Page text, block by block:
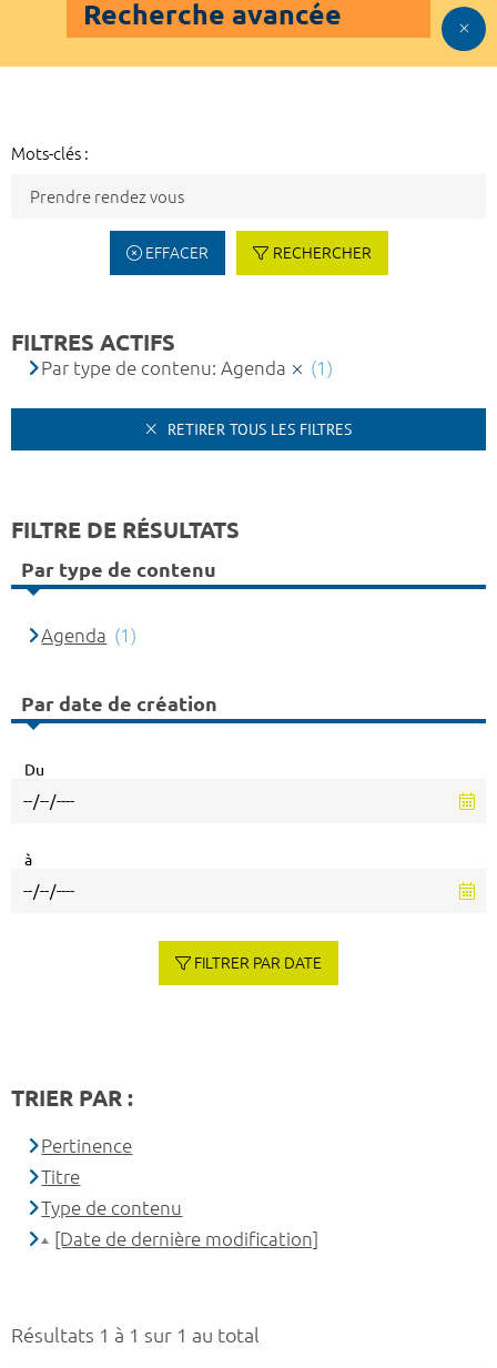
Recherche avancée
Mots-clés :
EFFACER RECHERCHER
Résultats 1 à 1 sur 1 au total
FILTRES ACTIFS
Par type de contenu: Agenda (1)
RETIRER TOUS LES FILTRES
FILTRE DE RÉSULTATS
Par type de contenu
Agenda (1)
Par date de création
Du
à
FILTRER PAR DATE
TRIER PAR :
Pertinence
Titre
Type de contenu
[Date de dernière modification]